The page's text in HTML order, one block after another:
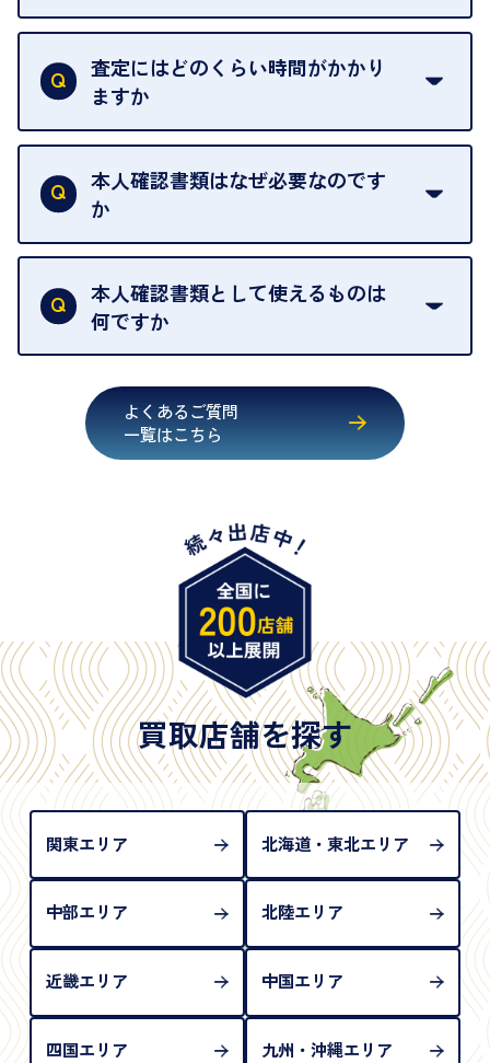
可能な限り、迅速に対応させていただきます。
グオフが可能です。
契約破棄という形で、お品物をお戻しすることがで
きます。
売却当日を含む8日間のうちに、お気軽にお申し出
出張買取のお品物は、8日間保管しております。
一切いただいておりません。査定金額にご納得いた
だけない場合は、その場でお断りいただいても問題
ございません。お気軽にご相談ください。
査定にはどのくらい時間がかかり
ますか
お品物の内容や点数によって異なりますが、店頭買
取の場合は1点あたり数分程度が目安です。大量の
お品物の場合は、お時間をいただくことがございま
本人確認書類はなぜ必要なのです
か
買取店は古物営業法により、お客様のご本人確認を
行うことが義務付けられています。安心してお取引
いただくためにも、ご協力をお願いいたします。
本人確認書類として使えるものは
何ですか
・健康保険証確認書
・マイナンバーカード
・在留カード
・旧パスポート
※原則として「公的機関が発行し、氏名、住所、生
年月日が記載されているもの
※日本国政府発行のもの
※2020年2月4日以降に申請された新型パスポートに
は「所持人記入欄（住所記載欄）」が存在しないた
め、単体では古物営業法上の本人確認書類として認
められない（住所確認ができないため）。補助書類
が必要となります
よくあるご質問
一覧はこちら
買取店舗を探す
関東エリア 北海道・東北エリア
中部エリア 北陸エリア
近畿エリア 中国エリア
四国エリア 九州・沖縄エリア